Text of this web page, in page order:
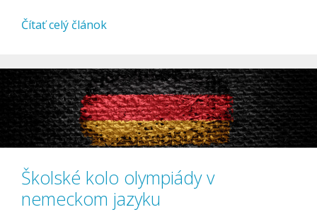
Čítať celý článok
Školské kolo olympiády v
nemeckom jazyku